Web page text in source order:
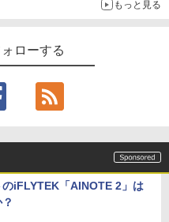
もっと見る
ローする
iFLYTEK「AINOTE 2」は